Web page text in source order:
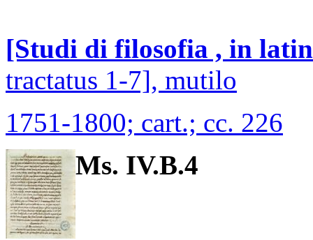
[Studi di filosofia , in
tractatus 1-7], mutilo
1751-1800; cart.; cc. 226
Ms. IV.B.4